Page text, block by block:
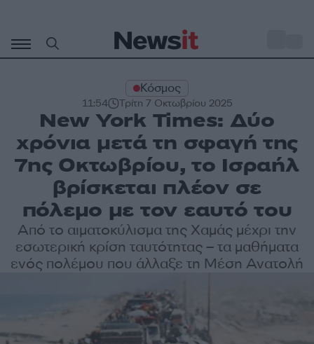
περιεχόμενο
Κόσμος
11:54 Τρίτη 7 Οκτωβρίου 2025
New York Times: Δύο
χρόνια μετά τη σφαγή της
7ης Οκτωβρίου, το Ισραήλ
βρίσκεται πλέον σε
πόλεμο με τον εαυτό του
Από το αιματοκύλισμα της Χαμάς μέχρι την
εσωτερική κρίση ταυτότητας – τα μαθήματα
ενός πολέμου που άλλαξε τη Μέση Ανατολή